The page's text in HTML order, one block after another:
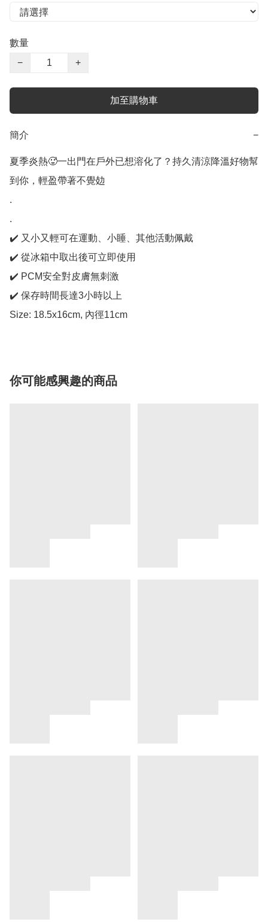
數量
−
+
加至購物車
簡介 −
夏季炎熱🥵一出門在戶外已想溶化了？持久清涼降溫好物幫
到你，輕盈帶著不覺攰
.
.
✔️ 又小又輕可在運動、小睡、其他活動佩戴
✔️ 從冰箱中取出後可立即使用
✔️ PCM安全對皮膚無刺激
✔️ 保存時間長達3小時以上
Size: 18.5x16cm, 內徑11cm
你可能感興趣的商品